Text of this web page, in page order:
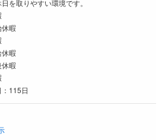
を取りやすい環境です。
暇
暇
暇
115日